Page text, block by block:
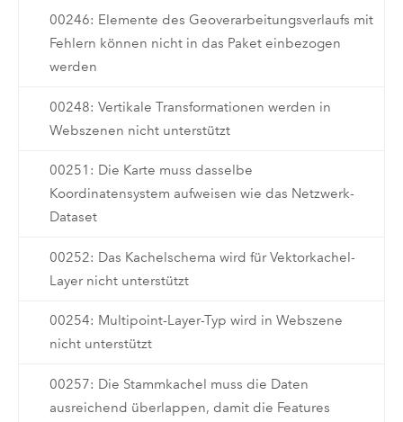
00246: Elemente des Geoverarbeitungsverlaufs mit
Fehlern können nicht in das Paket einbezogen
werden
00248: Vertikale Transformationen werden in
Webszenen nicht unterstützt
00251: Die Karte muss dasselbe
Koordinatensystem aufweisen wie das Netzwerk-
Dataset
00252: Das Kachelschema wird für Vektorkachel-
Layer nicht unterstützt
00254: Multipoint-Layer-Typ wird in Webszene
nicht unterstützt
00257: Die Stammkachel muss die Daten
ausreichend überlappen, damit die Features